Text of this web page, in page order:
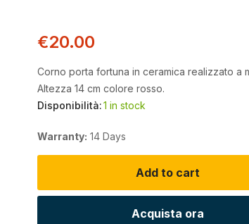
€20.00
Corno porta fortuna in ceramica realizzato a
Altezza 14 cm colore rosso.
Disponibilità:1 in stock
Warranty: 14 Days
Add to cart
Acquista ora